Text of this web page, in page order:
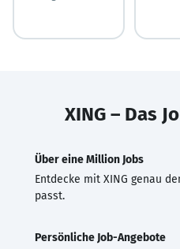
XING – Das
Über eine Million Jobs
Entdecke mit XING genau
passt.
Persönliche Job-Angebote